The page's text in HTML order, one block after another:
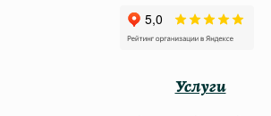
Услуги